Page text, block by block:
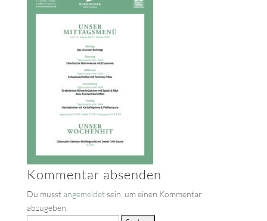
Kommentar absenden
Du musstangemeldetsein, um einen Kommentar
abzugeben.